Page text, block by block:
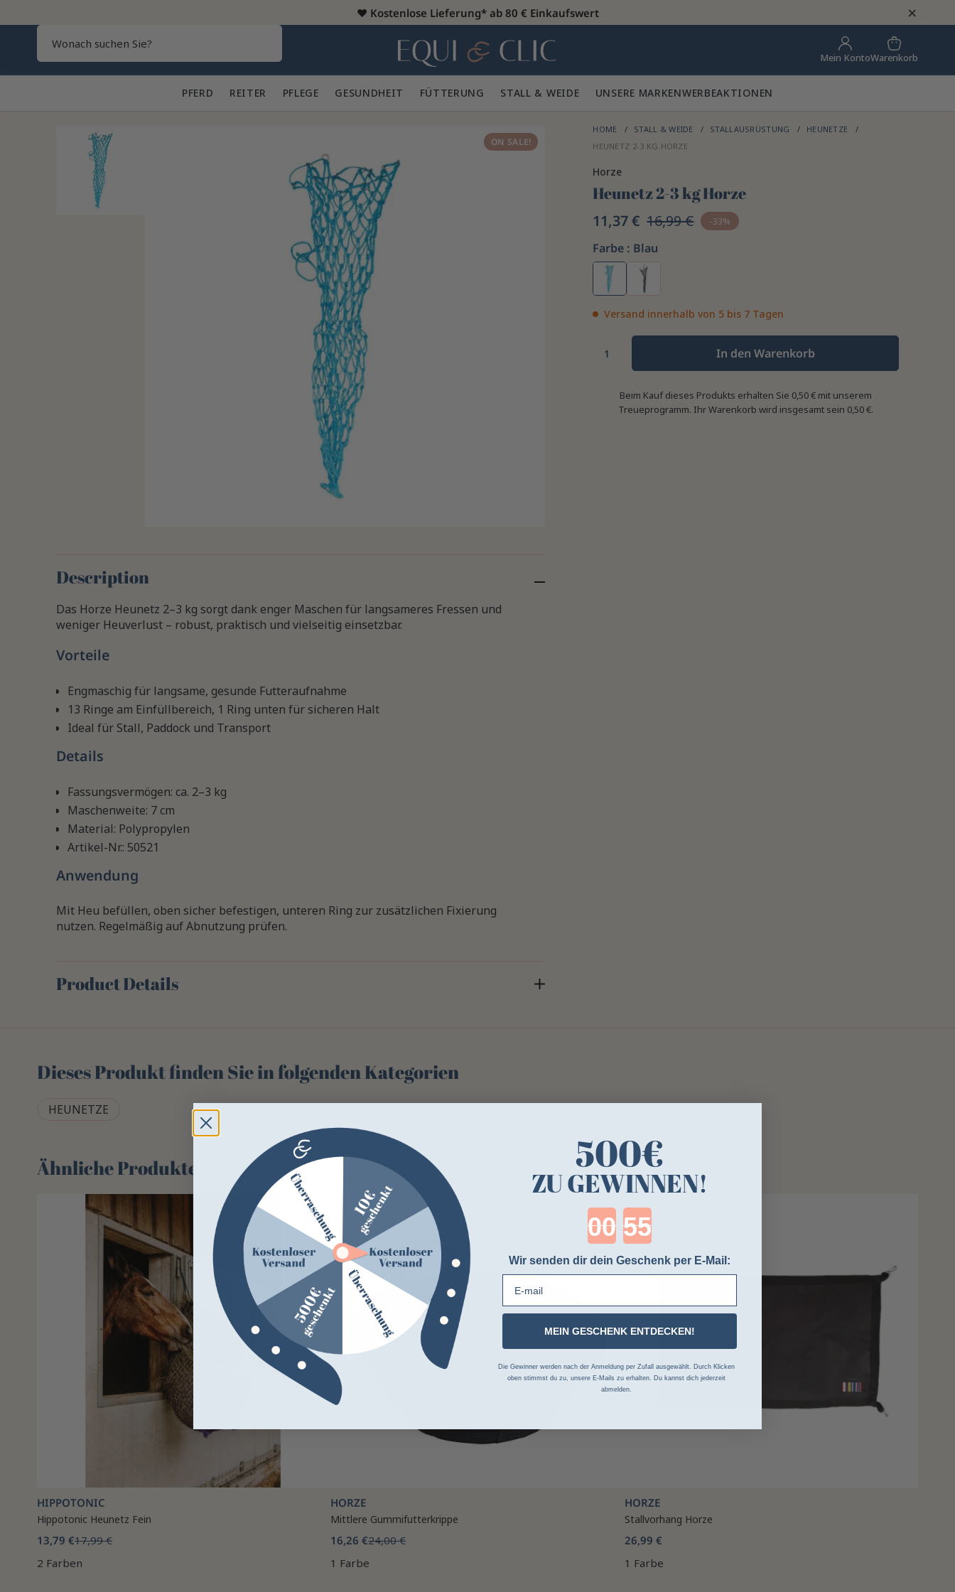
♥️ Kostenlose Lieferung* ab 80 € Einkaufswert ×
Heim Mein KontoWarenkorb
PFERD 🐎 REITER 👕 PFLEGE 🪮 GESUNDHEIT ✨ FÜTTERUNG 🥕 STALL & WEIDE 🍃 UNSERE MARKENWERBEAKTIONEN
ON SALE!
HOME STALL & WEIDE STALLAUSRÜSTUNG
HEUNETZE
HEUNETZ 2-3 KG HORZE
Horze
Heunetz 2-3 kg Horze
11,37 € 16,99 € -33%
Farbe : Blau
Versand innerhalb von 5 bis 7 Tagen
In den Warenkorb
Beim Kauf dieses Produkts erhalten Sie 0,50 € mit unserem
Treueprogramm. Ihr Warenkorb wird insgesamt sein 0,50 €.
Description
Das Horze Heunetz 2–3 kg sorgt dank enger Maschen für langsameres Fressen und
weniger Heuverlust – robust, praktisch und vielseitig einsetzbar.
Vorteile
Engmaschig für langsame, gesunde Futteraufnahme
13 Ringe am Einfüllbereich, 1 Ring unten für sicheren Halt
Ideal für Stall, Paddock und Transport
Details
Fassungsvermögen: ca. 2–3 kg
Maschenweite: 7 cm
Material: Polypropylen
Artikel-Nr.: 50521
Anwendung
Mit Heu befüllen, oben sicher befestigen, unteren Ring zur zusätzlichen Fixierung
nutzen. Regelmäßig auf Abnutzung prüfen.
Product Details
Dieses Produkt finden Sie in folgenden Kategorien
HEUNETZE
Ähnliche Produkte
-23%
HIPPOTONIC
Hippotonic Heunetz Fein
13,79 €17,99 €
2 Farben
-32%
HORZE
Mittlere Gummifutterkrippe
16,26 €24,00 €
1 Farbe
HORZE
Stallvorhang Horze
26,99 €
1 Farbe
500€
ZU GEWINNEN!
Countdown ends in:
Wir senden dir dein Geschenk per E-Mail:
MEIN GESCHENK ENTDECKEN!
Die Gewinner werden nach der Anmeldung per Zufall ausgewählt. Durch Klicken
oben stimmst du zu, unsere E-Mails zu erhalten. Du kannst dich jederzeit
abmelden.